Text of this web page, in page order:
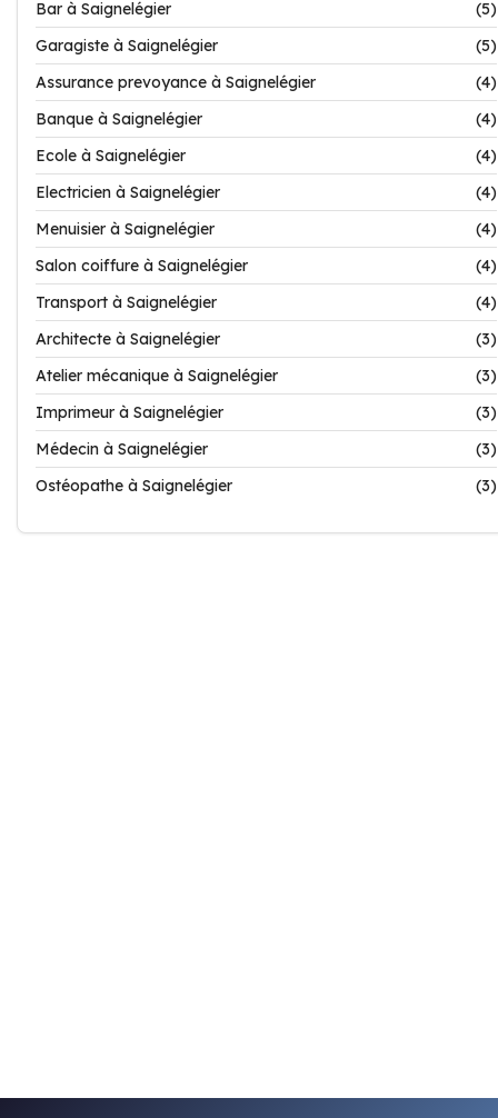
Bar à Saignelégier
(5)
Garagiste à Saignelégier
(5)
Assurance prevoyance à Saignelégier
(4)
Banque à Saignelégier
(4)
Ecole à Saignelégier
(4)
Electricien à Saignelégier
(4)
Menuisier à Saignelégier
(4)
Salon coiffure à Saignelégier
(4)
Transport à Saignelégier
(4)
Architecte à Saignelégier
(3)
Atelier mécanique à Saignelégier
(3)
Imprimeur à Saignelégier
(3)
Médecin à Saignelégier
(3)
Ostéopathe à Saignelégier
(3)